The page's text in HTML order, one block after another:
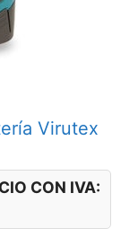
Virutex
CON IVA: